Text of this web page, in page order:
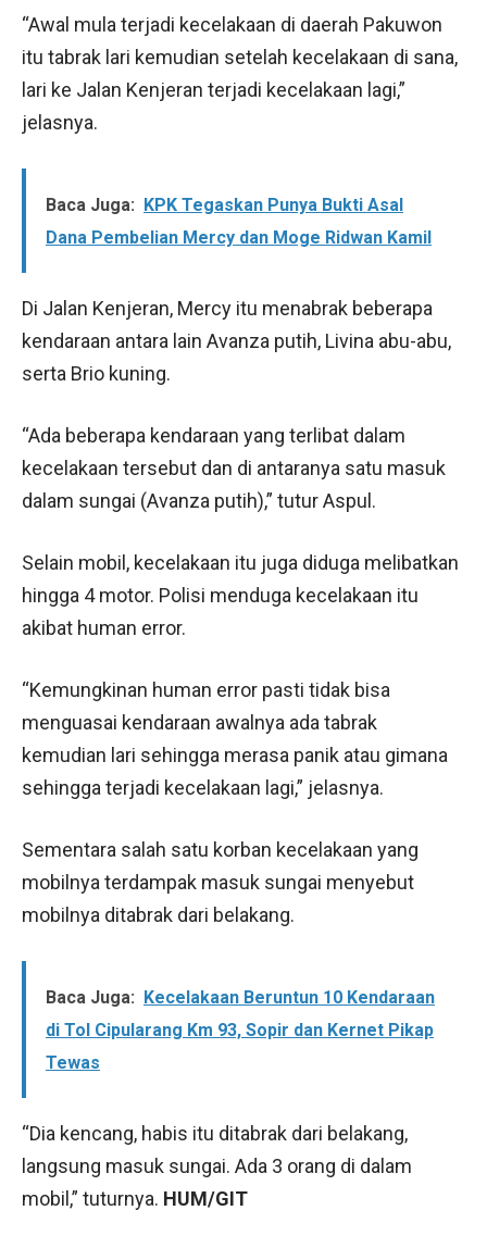
“Awal mula terjadi kecelakaan di daerah Pakuwon
itu tabrak lari kemudian setelah kecelakaan di sana,
lari ke Jalan Kenjeran terjadi kecelakaan lagi,”
jelasnya.
Baca Juga:
KPK Tegaskan Punya Bukti Asal
Dana Pembelian Mercy dan Moge Ridwan Kamil
Di Jalan Kenjeran, Mercy itu menabrak beberapa
kendaraan antara lain Avanza putih, Livina abu-abu,
serta Brio kuning.
“Ada beberapa kendaraan yang terlibat dalam
kecelakaan tersebut dan di antaranya satu masuk
dalam sungai (Avanza putih),” tutur Aspul.
Selain mobil, kecelakaan itu juga diduga melibatkan
hingga 4 motor. Polisi menduga kecelakaan itu
akibat human error.
“Kemungkinan human error pasti tidak bisa
menguasai kendaraan awalnya ada tabrak
kemudian lari sehingga merasa panik atau gimana
sehingga terjadi kecelakaan lagi,” jelasnya.
Sementara salah satu korban kecelakaan yang
mobilnya terdampak masuk sungai menyebut
mobilnya ditabrak dari belakang.
Baca Juga:
Kecelakaan Beruntun 10 Kendaraan
di Tol Cipularang Km 93, Sopir dan Kernet Pikap
Tewas
“Dia kencang, habis itu ditabrak dari belakang,
langsung masuk sungai. Ada 3 orang di dalam
mobil,” tuturnya. HUM/GIT